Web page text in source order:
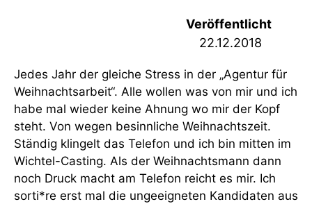
Veröffentlicht
22.12.2018
Jedes Jahr der gleiche Stress in der „Agentur für
Weihnachtsarbeit“. Alle wollen was von mir und ich
habe mal wieder keine Ahnung wo mir der Kopf
steht. Von wegen besinnliche Weihnachtszeit.
Ständig klingelt das Telefon und ich bin mitten im
Wichtel-Casting. Als der Weihnachtsmann dann
noch Druck macht am Telefon reicht es mir. Ich
sorti*re erst mal die ungeeigneten Kandidaten aus